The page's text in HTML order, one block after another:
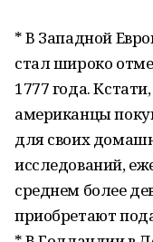
* В Западной
стал широко
1777 года.
американцы
для своих
исследований,
среднем более
приобретают